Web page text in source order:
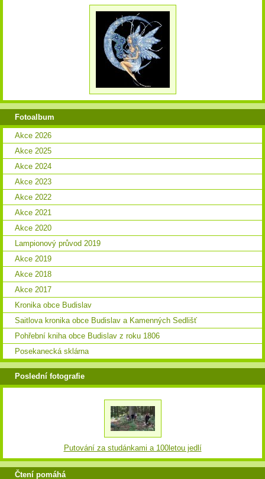
Fotoalbum
Akce 2026
Akce 2025
Akce 2024
Akce 2023
Akce 2022
Akce 2021
Akce 2020
Lampionový průvod 2019
Akce 2019
Akce 2018
Akce 2017
Kronika obce Budislav
Saitlova kronika obce Budislav a Kamenných Sedlišť
Pohřební kniha obce Budislav z roku 1806
Posekanecká sklárna
Poslední fotografie
Putování za studánkami a 100letou jedlí
Čtení pomáhá